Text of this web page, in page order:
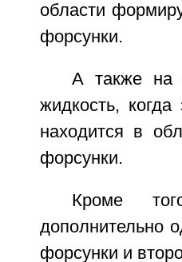
области
форсунки.
А также на
жидкость,
находится в
форсунки.
Кроме
дополнительно
форсунки и